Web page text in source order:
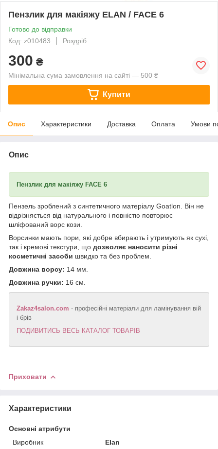
Пензлик для макіяжу ELAN / FACE 6
Готово до відправки
Код: z010483
Роздріб
300 ₴
Мінімальна сума замовлення на сайті — 500 ₴
Купити
Опис Характеристики Доставка Оплата Умови
Опис
Пензлик для макіяжу FACE 6
Пензель зроблений з синтетичного матеріалу Goatlon. Він не
відрізняється від натурального і повністю повторює
шліфований ворс кози.
Ворсинки мають пори, які добре вбирають і утримують як сухі,
так і кремові текстури, що дозволяє наносити різні
косметичні засоби швидко та без проблем.
Довжина ворсу: 14 мм.
Довжина ручки: 16 см.
Zakaz4salon.com - професійні матеріали для ламінування вій
і брів
ПОДИВИТИСЬ ВЕСЬ КАТАЛОГ ТОВАРІВ
Приховати
Характеристики
Основні атрибути
Виробник
Elan